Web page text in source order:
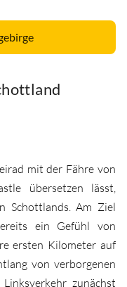
mit der Fähre von
übersetzen lässt,
Schottlands. Am Ziel
ein Gefühl von
ersten Kilometer auf
von verborgenen
zunächst